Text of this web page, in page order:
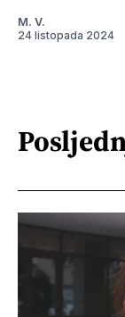
M. V.
24 listopada 2024